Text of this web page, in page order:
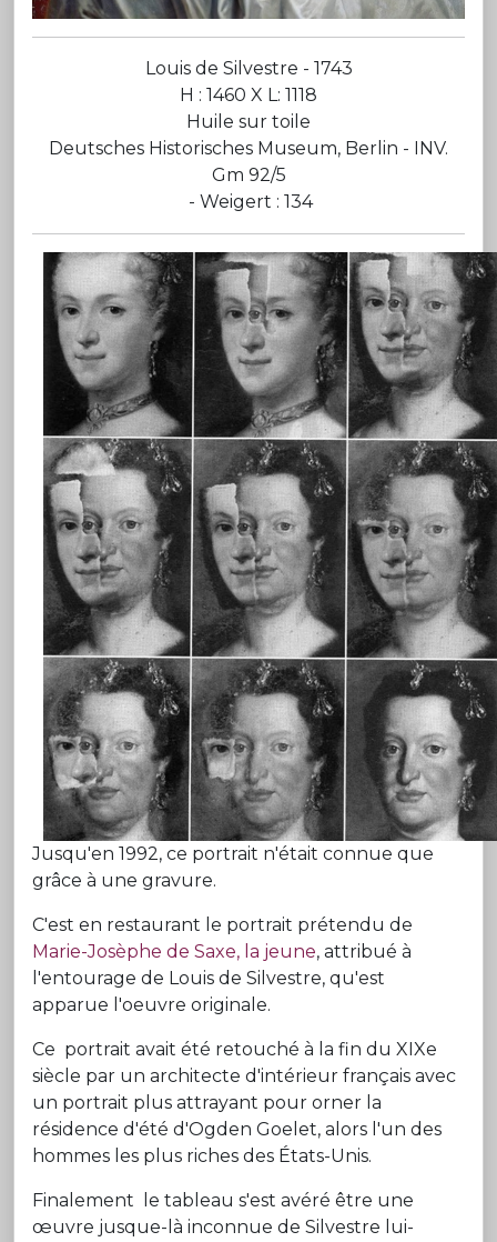
Louis de Silvestre - 1743
H : 1460 X L: 1118
Huile sur toile
Deutsches Historisches Museum, Berlin - INV.
Gm 92/5
- Weigert : 134
Jusqu'en 1992, ce portrait n'était connue que
grâce à une gravure.
C'est en restaurant le portrait prétendu de
Marie-Josèphe de Saxe, la jeune, attribué à
l'entourage de Louis de Silvestre, qu'est
apparue l'oeuvre originale.
Ce portrait avait été retouché à la fin du XIXe
siècle par un architecte d'intérieur français avec
un portrait plus attrayant pour orner la
résidence d'été d'Ogden Goelet, alors l'un des
hommes les plus riches des États-Unis.
Finalement le tableau s'est avéré être une
œuvre jusque-là inconnue de Silvestre lui-